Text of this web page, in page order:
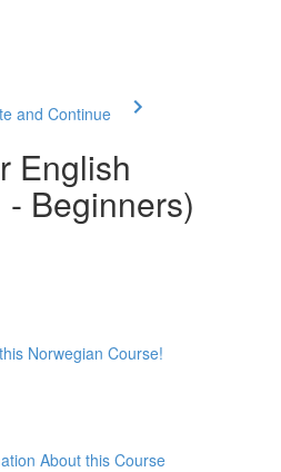
and Continue
English
Beginners)
Norwegian Course!
About this Course